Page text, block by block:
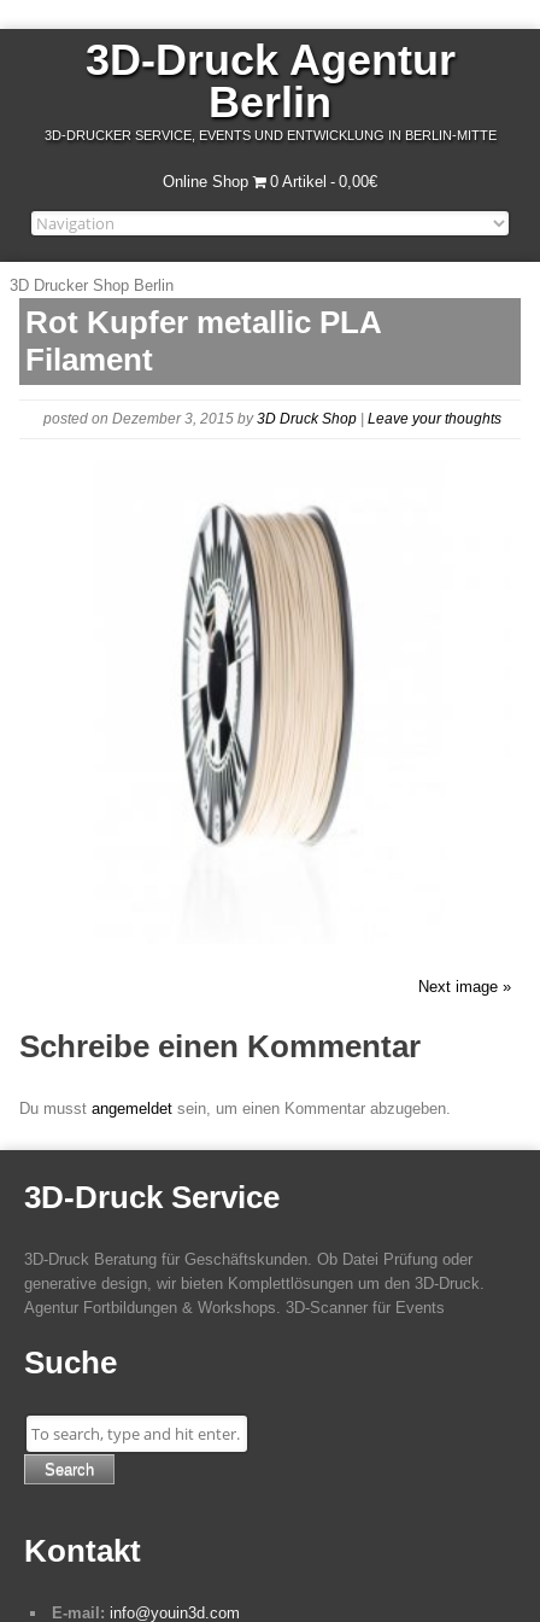
3D-Druck Agentur
Berlin
3D-DRUCKER SERVICE, EVENTS UND ENTWICKLUNG IN BERLIN-MITTE
Online Shop 0 Artikel 0,00€
3D Drucker Shop Berlin
Rot Kupfer metallic PLA
Filament
posted on Dezember 3, 2015 by3D Druck Shop Leave your thoughts
Next image »
Schreibe einen Kommentar
Du musst angemeldet sein, um einen Kommentar abzugeben.
3D-Druck Service
3D-Druck Beratung für Geschäftskunden. Ob Datei Prüfung oder
generative design, wir bieten Komplettlösungen um den 3D-Druck.
Agentur Fortbildungen & Workshops. 3D-Scanner für Events
Suche
Search
Kontakt
E-mail: info@youin3d.com